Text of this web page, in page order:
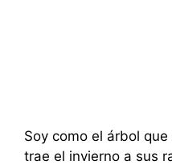
Soy como el árbol
trae el invierno a sus